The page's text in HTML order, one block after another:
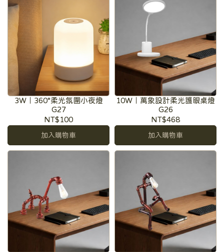
3W｜360°柔光氛圍小夜燈
G27
NT$100
加入購物車
10W｜萬象設計柔光護眼桌燈
G26
NT$468
加入購物車